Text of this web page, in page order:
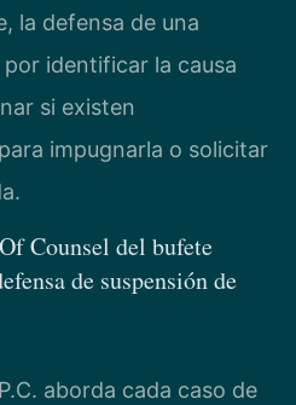
la defensa de una
identificar la causa
si existen
impugnarla o solicitar
Counsel del bufete
de suspensión de
aborda cada caso de